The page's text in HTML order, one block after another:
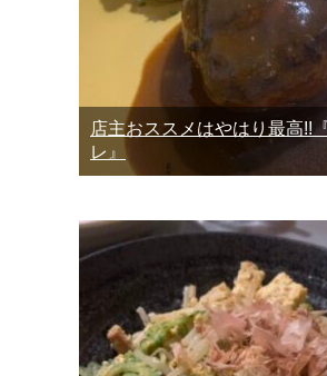
店主おススメはやはり最高!!
レ』